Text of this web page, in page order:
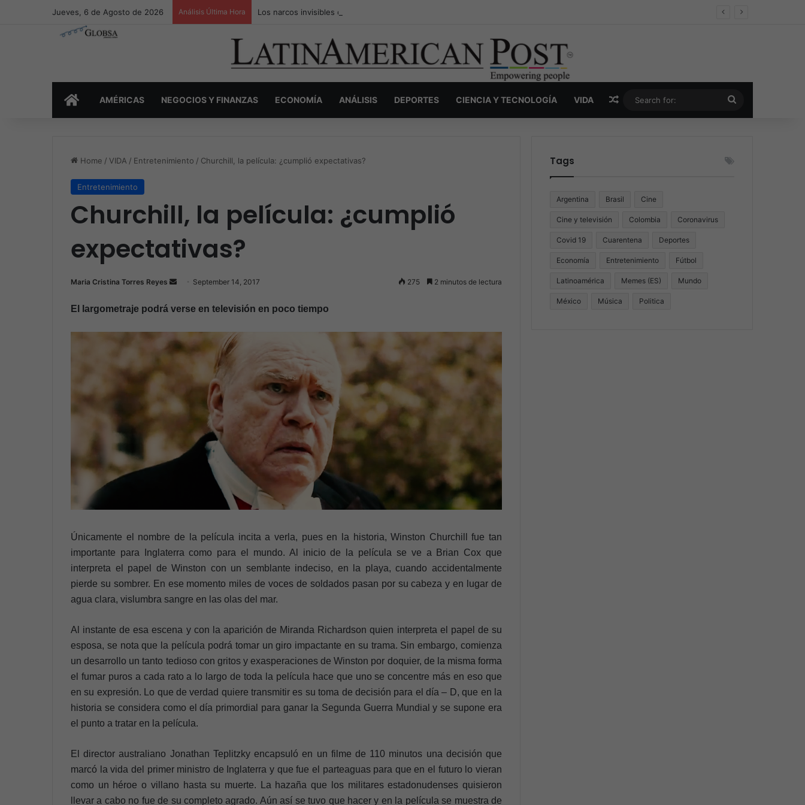
Jueves, 6 de Agosto de 2026 Análisis Última Hora Los narcos invisibles de Colombia: la guerra secreta por la verdad, el poder y la nueva economía de la droga
INICIOAMÉRICAS NEGOCIOS Y FINANZAS ECONOMÍA ANÁLISIS DEPORTES CIENCIA Y TECNOLOGÍA VIDA Random Article
for:
Home / VIDA / Entretenimiento / Churchill, la película: ¿cumplió expectativas?
Entretenimiento
Churchill, la película: ¿cumplió
expectativas?
Maria Cristina Torres Reyes
n
a
n
a
i
September 14, 2017 275 2 minutos de lectura
El largometraje podrá verse en televisión en poco tiempo
Únicamente el nombre de la película incita a verla, pues en la historia, Winston Churchill fue tan
importante para Inglaterra como para el mundo. Al inicio de la película se ve a Brian Cox que
interpreta el papel de Winston con un semblante indeciso, en la playa, cuando accidentalmente
pierde su sombrer. En ese momento miles de voces de soldados pasan por su cabeza y en lugar de
agua clara, vislumbra sangre en las olas del mar.
Al instante de esa escena y con la aparición de Miranda Richardson quien interpreta el papel de su
esposa, se nota que la película podrá tomar un giro impactante en su trama. Sin embargo, comienza
un desarrollo un tanto tedioso con gritos y exasperaciones de Winston por doquier, de la misma forma
el fumar puros a cada rato a lo largo de toda la película hace que uno se concentre más en eso que
en su expresión. Lo que de verdad quiere transmitir es su toma de decisión para el día – D, que en la
historia se considera como el día primordial para ganar la Segunda Guerra Mundial y se supone era
el punto a tratar en la película.
El director australiano Jonathan Teplitzky encapsuló en un filme de 110 minutos una decisión que
marcó la vida del primer ministro de Inglaterra y que fue el parteaguas para que en el futuro lo vieran
como un héroe o villano hasta su muerte. La hazaña que los militares estadonudenses quisieron
llevar a cabo no fue de su completo agrado. Aún así se tuvo que hacer y en la película se muestra de
Tags
Argentina Brasil Cine
Cine y televisión Colombia Coronavirus
Covid 19 Cuarentena Deportes
Economía Entretenimiento Fútbol
Latinoamérica Memes (ES) Mundo
México Música Politica